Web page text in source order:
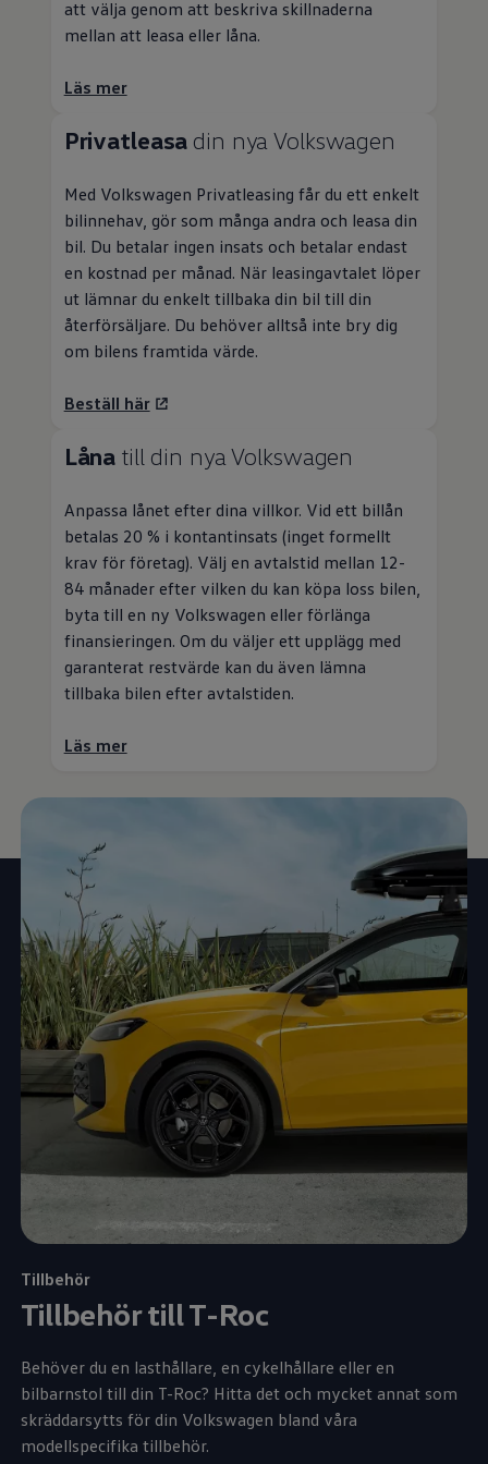
att välja genom att beskriva skillnaderna
mellan att leasa eller låna.
Läs mer
Privatleasa din nya Volkswagen
Med Volkswagen Privatleasing får du ett enkelt
bilinnehav, gör som många andra och leasa din
bil. Du betalar ingen insats och betalar endast
en kostnad per månad. När leasingavtalet löper
ut lämnar du enkelt tillbaka din bil till din
återförsäljare. Du behöver alltså inte bry dig
om bilens framtida värde.
Beställ här
Låna till din nya Volkswagen
Anpassa lånet efter dina villkor. Vid ett billån
betalas 20 % i kontantinsats (inget formellt
krav för företag). Välj en avtalstid mellan 12-
84 månader efter vilken du kan köpa loss bilen,
byta till en ny Volkswagen eller förlänga
finansieringen. Om du väljer ett upplägg med
garanterat restvärde kan du även lämna
tillbaka bilen efter avtalstiden.
Läs mer
Tillbehör
Tillbehör till T-Roc
Behöver du en lasthållare, en cykelhållare eller en
bilbarnstol till din T-Roc? Hitta det och mycket annat som
skräddarsytts för din Volkswagen bland våra
modellspecifika tillbehör.